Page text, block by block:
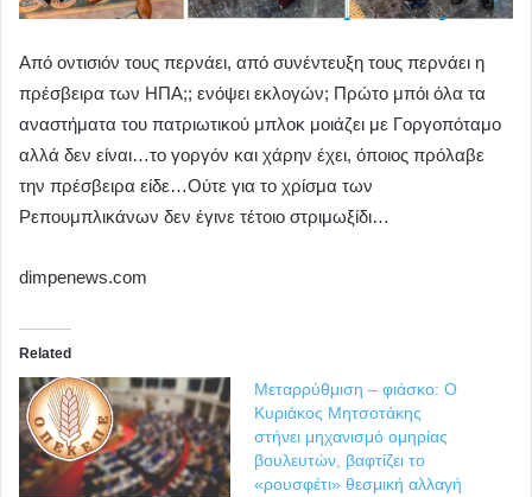
Από οντισιόν τους περνάει, από συνέντευξη τους περνάει η
πρέσβειρα των ΗΠΑ;; ενόψει εκλογών; Πρώτο μπόι όλα τα
αναστήματα του πατριωτικού μπλοκ μοιάζει με Γοργοπόταμο
αλλά δεν είναι…το γοργόν και χάρην έχει, όποιος πρόλαβε
την πρέσβειρα είδε…Ούτε για το χρίσμα των
Ρεπουμπλικάνων δεν έγινε τέτοιο στριμωξίδι…
dimpenews.com
Related
Μεταρρύθμιση – φιάσκο: Ο
Κυριάκος Μητσοτάκης
στήνει μηχανισμό ομηρίας
βουλευτών, βαφτίζει το
«ρουσφέτι» θεσμική αλλαγή